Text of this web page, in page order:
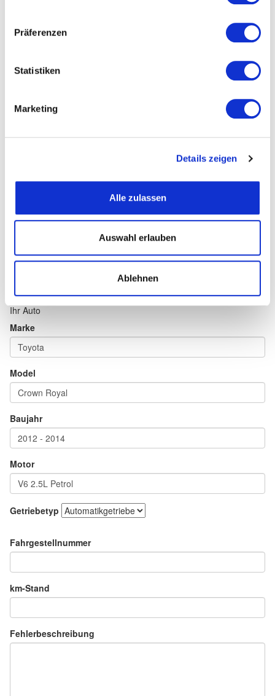
Präferenzen
Statistiken
Marketing
Details zeigen
Alle zulassen
Auswahl erlauben
Ablehnen
Straße und Nummer
Fax
Email
Ihr Auto
Marke
Model
Baujahr
Motor
Getriebetyp
Fahrgestellnummer
km-Stand
Fehlerbeschreibung